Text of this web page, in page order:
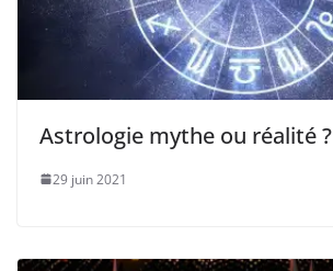
Astrologie mythe ou réalité ?
29 juin 2021